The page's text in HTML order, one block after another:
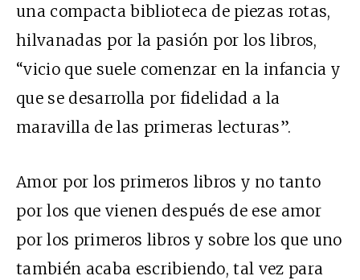
una compacta biblioteca de piezas rotas,
hilvanadas por la pasión por los libros,
“vicio que suele comenzar en la infancia y
que se desarrolla por fidelidad a la
maravilla de las primeras lecturas”.
Amor por los primeros libros y no tanto
por los que vienen después de ese amor
por los primeros libros y sobre los que uno
también acaba escribiendo, tal vez para